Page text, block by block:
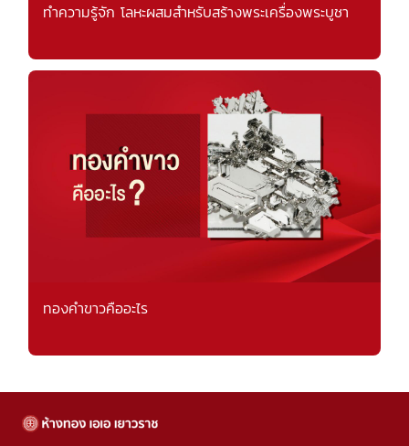
ทำความรู้จัก โลหะผสมสำหรับสร้างพระเครื่องพระบูชา
ทองคำขาวคืออะไร